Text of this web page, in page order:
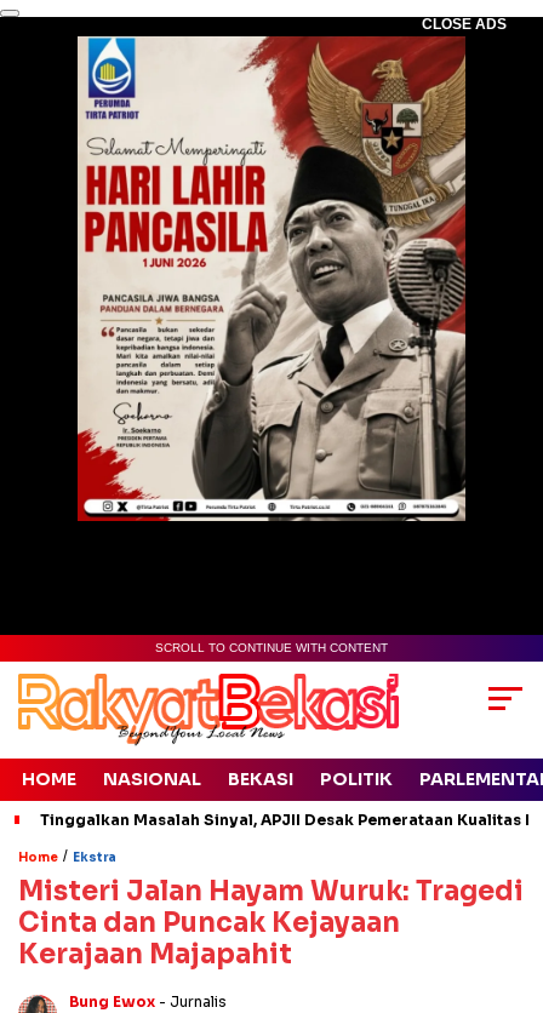
CLOSE ADS
SCROLL TO CONTINUE WITH CONTENT
HOME NASIONAL BEKASI POLITIK
Tinggalkan Masalah Sinyal, APJII Desak Pemerataan Kualitas
Home / Ekstra
Misteri Jalan Hayam Wuruk: Tragedi
Cinta dan Puncak Kejayaan
Kerajaan Majapahit
Bung Ewox - Jurnalis